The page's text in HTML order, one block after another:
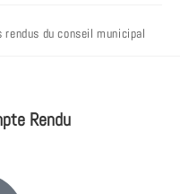
rendus du conseil municipal
Rendu